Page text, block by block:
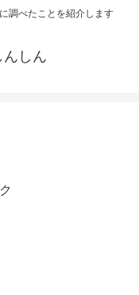
調べたことを紹介します
んしん